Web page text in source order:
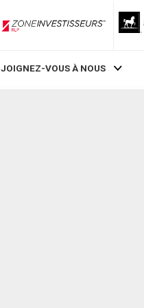
ZoneInvestisseurs RLP
JOIGNEZ-VOUS À NOUS